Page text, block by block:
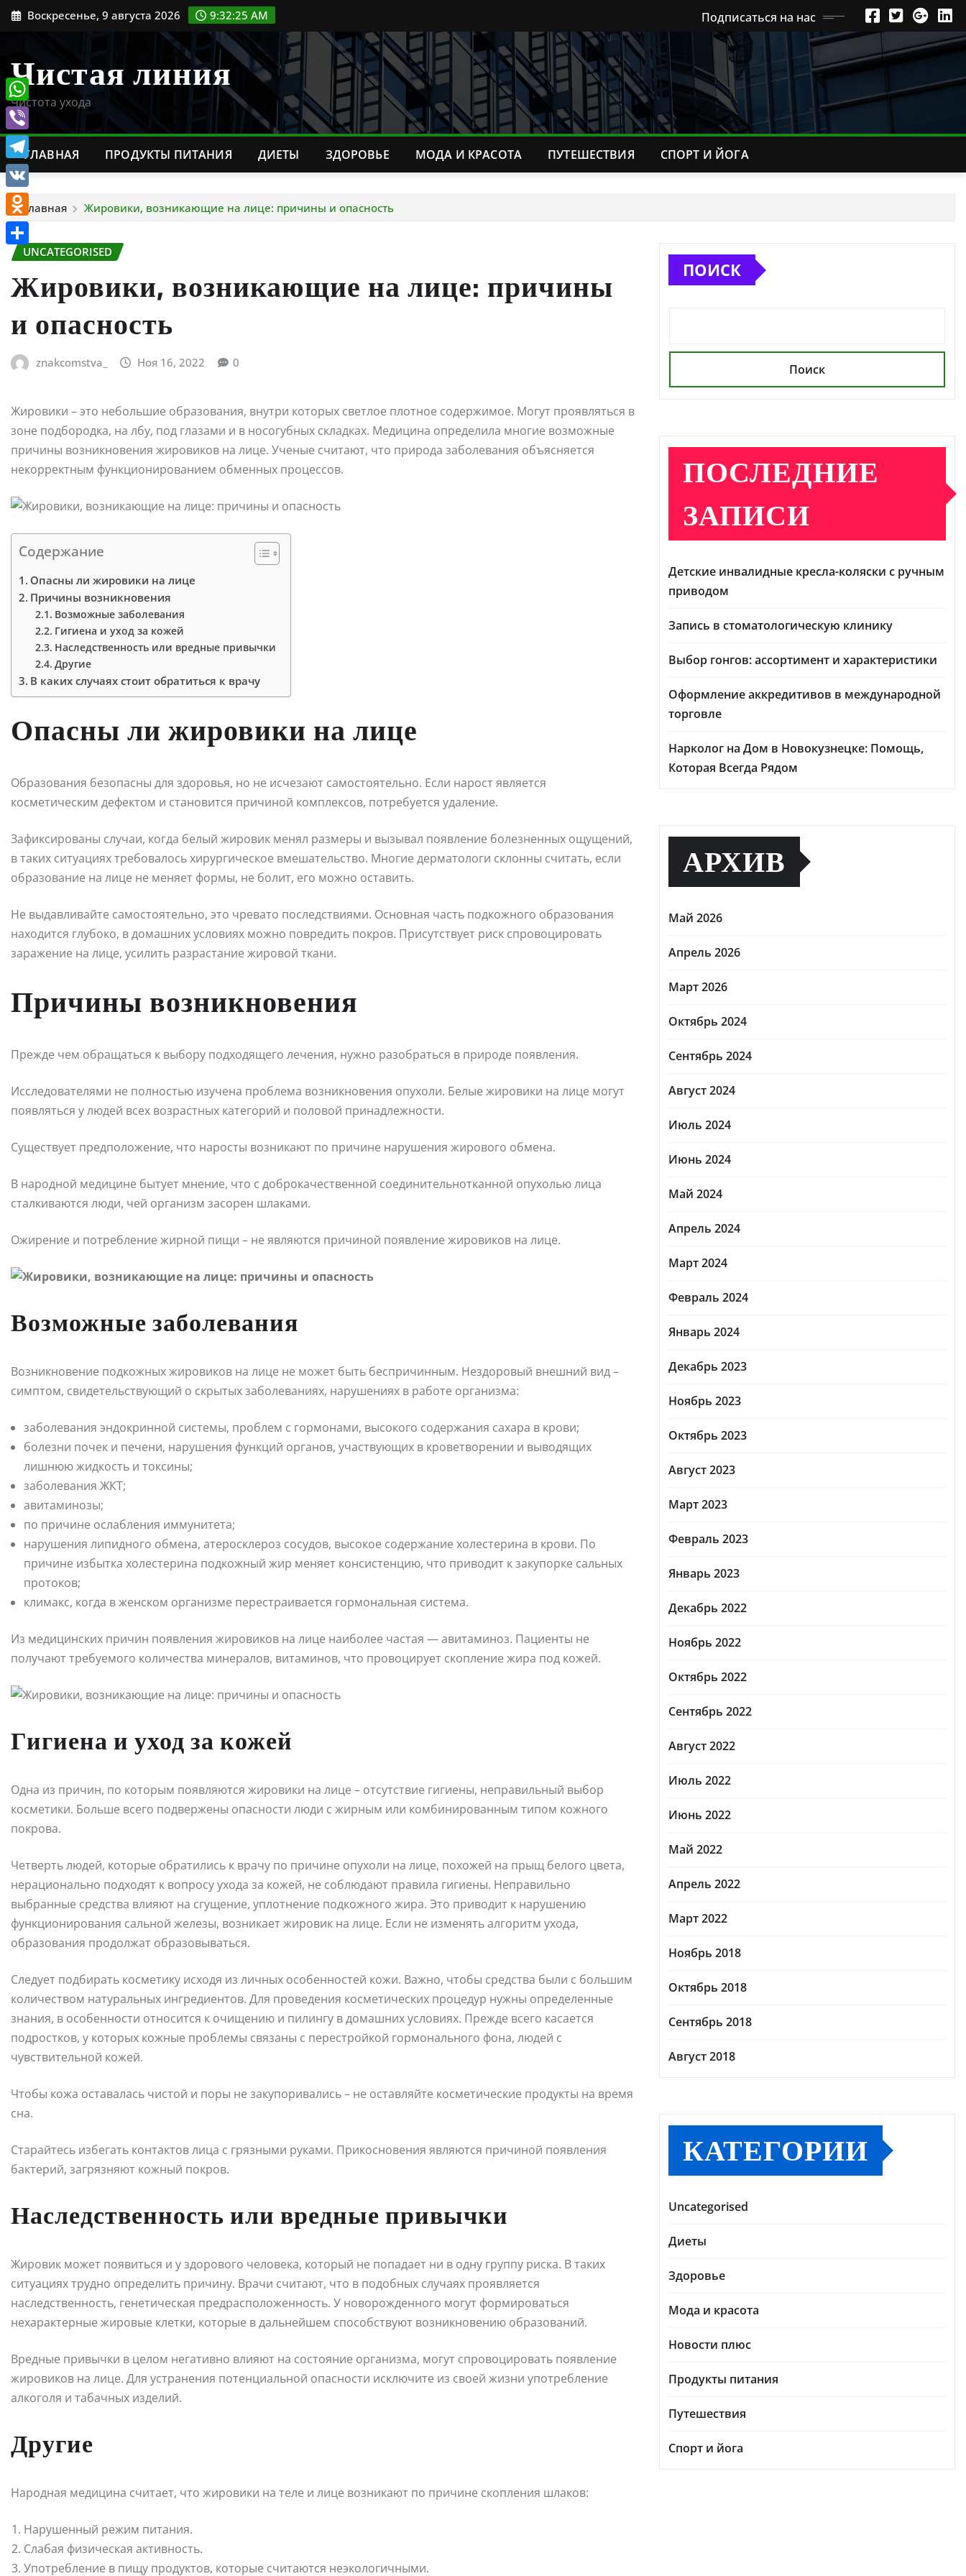
ПерейтиВоскресенье, 9 августа 2026 9:32:26 AM Подписаться на нас
Чистая линия
Чистота ухода
ГЛАВНАЯ ПРОДУКТЫ ПИТАНИЯ ДИЕТЫ ЗДОРОВЬЕ МОДА И КРАСОТА ПУТЕШЕСТВИЯ СПОРТ И ЙОГА
Главная Жировики, возникающие на лице: причины и опасность
UNCATEGORISED
Жировики, возникающие на лице: причины
и опасность
znakcomstva_ Ноя 16, 2022 0
Жировики – это небольшие образования, внутри которых светлое плотное содержимое. Могут проявляться в
зоне подбородка, на лбу, под глазами и в носогубных складках. Медицина определила многие возможные
причины возникновения жировиков на лице. Ученые считают, что природа заболевания объясняется
некорректным функционированием обменных процессов.
Содержание
Опасны ли жировики на лице
Причины возникновения
Возможные заболевания
Гигиена и уход за кожей
Наследственность или вредные привычки
Другие
В каких случаях стоит обратиться к врачу
Опасны ли жировики на лице
Образования безопасны для здоровья, но не исчезают самостоятельно. Если нарост является
косметическим дефектом и становится причиной комплексов, потребуется удаление.
Зафиксированы случаи, когда белый жировик менял размеры и вызывал появление болезненных ощущений,
в таких ситуациях требовалось хирургическое вмешательство. Многие дерматологи склонны считать, если
образование на лице не меняет формы, не болит, его можно оставить.
Не выдавливайте самостоятельно, это чревато последствиями. Основная часть подкожного образования
находится глубоко, в домашних условиях можно повредить покров. Присутствует риск спровоцировать
заражение на лице, усилить разрастание жировой ткани.
Причины возникновения
Прежде чем обращаться к выбору подходящего лечения, нужно разобраться в природе появления.
Исследователями не полностью изучена проблема возникновения опухоли. Белые жировики на лице могут
появляться у людей всех возрастных категорий и половой принадлежности.
Существует предположение, что наросты возникают по причине нарушения жирового обмена.
В народной медицине бытует мнение, что с доброкачественной соединительнотканной опухолью лица
сталкиваются люди, чей организм засорен шлаками.
Ожирение и потребление жирной пищи – не являются причиной появление жировиков на лице.
Возможные заболевания
Возникновение подкожных жировиков на лице не может быть беспричинным. Нездоровый внешний вид –
симптом, свидетельствующий о скрытых заболеваниях, нарушениях в работе организма:
заболевания эндокринной системы, проблем с гормонами, высокого содержания сахара в крови;
болезни почек и печени, нарушения функций органов, участвующих в кроветворении и выводящих
лишнюю жидкость и токсины;
заболевания ЖКТ;
авитаминозы;
по причине ослабления иммунитета;
нарушения липидного обмена, атеросклероз сосудов, высокое содержание холестерина в крови. По
причине избытка холестерина подкожный жир меняет консистенцию, что приводит к закупорке сальных
протоков;
климакс, когда в женском организме перестраивается гормональная система.
Из медицинских причин появления жировиков на лице наиболее частая — авитаминоз. Пациенты не
получают требуемого количества минералов, витаминов, что провоцирует скопление жира под кожей.
Гигиена и уход за кожей
Одна из причин, по которым появляются жировики на лице – отсутствие гигиены, неправильный выбор
косметики. Больше всего подвержены опасности люди с жирным или комбинированным типом кожного
покрова.
Четверть людей, которые обратились к врачу по причине опухоли на лице, похожей на прыщ белого цвета,
нерационально подходят к вопросу ухода за кожей, не соблюдают правила гигиены. Неправильно
выбранные средства влияют на сгущение, уплотнение подкожного жира. Это приводит к нарушению
функционирования сальной железы, возникает жировик на лице. Если не изменять алгоритм ухода,
образования продолжат образовываться.
Следует подбирать косметику исходя из личных особенностей кожи. Важно, чтобы средства были с большим
количеством натуральных ингредиентов. Для проведения косметических процедур нужны определенные
знания, в особенности относится к очищению и пилингу в домашних условиях. Прежде всего касается
подростков, у которых кожные проблемы связаны с перестройкой гормонального фона, людей с
чувствительной кожей.
Чтобы кожа оставалась чистой и поры не закупоривались – не оставляйте косметические продукты на время
сна.
Старайтесь избегать контактов лица с грязными руками. Прикосновения являются причиной появления
бактерий, загрязняют кожный покров.
Наследственность или вредные привычки
Жировик может появиться и у здорового человека, который не попадает ни в одну группу риска. В таких
ситуациях трудно определить причину. Врачи считают, что в подобных случаях проявляется
наследственность, генетическая предрасположенность. У новорожденного могут формироваться
нехарактерные жировые клетки, которые в дальнейшем способствуют возникновению образований.
Вредные привычки в целом негативно влияют на состояние организма, могут спровоцировать появление
жировиков на лице. Для устранения потенциальной опасности исключите из своей жизни употребление
алкоголя и табачных изделий.
Другие
Народная медицина считает, что жировики на теле и лице возникают по причине скопления шлаков:
Нарушенный режим питания.
Слабая физическая активность.
Употребление в пищу продуктов, которые считаются неэкологичными.
ПОИСК
Поиск
ПОСЛЕДНИЕ
ЗАПИСИ
Детские инвалидные кресла-коляски с ручным
приводом
Запись в стоматологическую клинику
Выбор гонгов: ассортимент и характеристики
Оформление аккредитивов в международной
торговле
Нарколог на Дом в Новокузнецке: Помощь,
Которая Всегда Рядом
АРХИВ
Май 2026
Апрель 2026
Март 2026
Октябрь 2024
Сентябрь 2024
Август 2024
Июль 2024
Июнь 2024
Май 2024
Апрель 2024
Март 2024
Февраль 2024
Январь 2024
Декабрь 2023
Ноябрь 2023
Октябрь 2023
Август 2023
Март 2023
Февраль 2023
Январь 2023
Декабрь 2022
Ноябрь 2022
Октябрь 2022
Сентябрь 2022
Август 2022
Июль 2022
Июнь 2022
Май 2022
Апрель 2022
Март 2022
Ноябрь 2018
Октябрь 2018
Сентябрь 2018
Август 2018
КАТЕГОРИИ
Uncategorised
Диеты
Здоровье
Мода и красота
Новости плюс
Продукты питания
Путешествия
Спорт и йога
WhatsApp
Viber
Telegram
VK
Odnoklassniki
Отправить